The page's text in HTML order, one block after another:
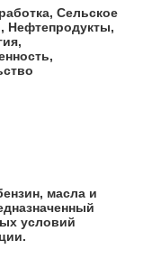
Сельское
Нефтепродукты,
масла и
условий